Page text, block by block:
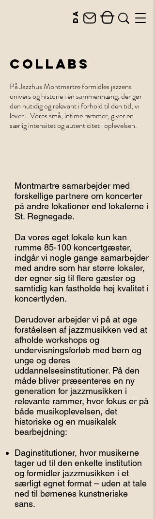
da
COLLABS
På Jazzhus Montmartre formidles jazzens
univers og historie i en sammenhæng, der gør
den nutidig og relevant i forhold til den tid, vi
lever i. Vores små, intime rammer, giver en
særlig intensitet og autenticitet i oplevelsen.
Montmartre samarbejder med
forskellige partnere om koncerter
på andre lokationer end lokalerne i
St. Regnegade.
Da vores eget lokale kun kan
rumme 85-100 koncertgæster,
indgår vi nogle gange samarbejder
med andre som har større lokaler,
der egner sig til flere gæster og
samtidig kan fastholde høj kvalitet i
koncertlyden.
Derudover arbejder vi på at øge
forståelsen af jazzmusikken ved at
afholde workshops og
undervisningsforløb med børn og
unge og deres
uddannelsesinstitutioner. På den
måde bliver præsenteres en ny
generation for jazzmusikken i
relevante rammer, hvor fokus er på
både musikoplevelsen, det
historiske og en musikalsk
bearbejdning:
Daginstitutioner, hvor musikerne
tager ud til den enkelte institution
og formidler jazzmusikken i et
særligt egnet format – uden at tale
ned til børnenes kunstneriske
sans.